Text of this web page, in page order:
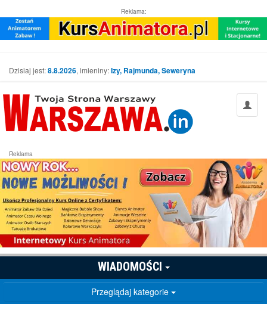
Reklama:
Dzisiaj jest:8.8.2026, imieniny:Izy, Rajmunda, Seweryna
Reklama
WIADOMOŚCI
Przeglądaj kategorie